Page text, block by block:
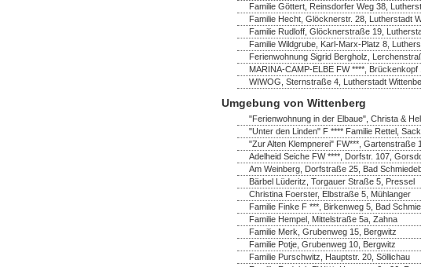
Familie Göttert, Reinsdorfer Weg 38,
Familie Hecht, Glöcknerstr. 28, Lutherstadt
Familie Rudloff, Glöcknerstraße 19,
Familie Wildgrube, Karl-Marx-Platz 8,
Ferienwohnung Sigrid Bergholz,
MARINA-CAMP-ELBE FW ****,
WIWOG, Sternstraße 4, Lutherstadt
Umgebung von Wittenberg
"Ferienwohnung in der Elbaue", Christa &
"Unter den Linden" F **** Familie Rettel,
"Zur Alten Klempnerei" FW***, Gartenstraße
Adelheid Seiche FW ****, Dorfstr. 107,
Am Weinberg, Dorfstraße 25, Bad
Bärbel Lüderitz, Torgauer Straße 5, Pressel
Christina Foerster, Elbstraße 5, Mühlanger
Familie Finke F ***, Birkenweg 5, Bad
Familie Hempel, Mittelstraße 5a, Zahna
Familie Merk, Grubenweg 15, Bergwitz
Familie Potje, Grubenweg 10, Bergwitz
Familie Purschwitz, Hauptstr. 20, Söllichau